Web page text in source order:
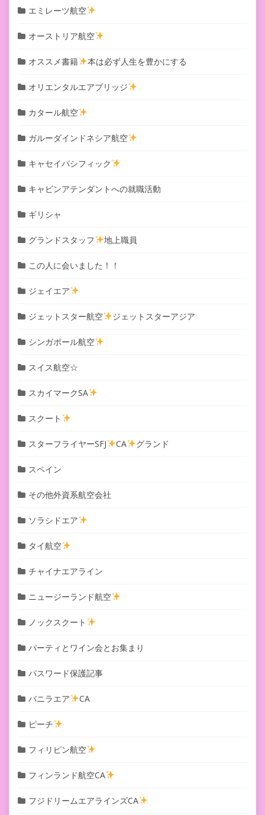
エミレーツ航空
オーストリア航空
オススメ書籍 本は必ず人生を豊かにする
オリエンタルエアブリッジ
カタール航空
ガルーダインドネシア航空
キャセイパシフィック
キャビンアテンダントへの就職活動
ギリシャ
グランドスタッフ 地上職員
この人に会いました！！
ジェイエア
ジェットスター航空 ジェットスターアジア
シンガポール航空
スイス航空☆
スカイマークSA
スクート
スターフライヤーSFJ CA グランド
スペイン
その他外資系航空会社
ソラシドエア
タイ航空
チャイナエアライン
ニュージーランド航空
ノックスクート
パーティとワイン会とお集まり
パスワード保護記事
バニラエア CA
ピーチ
フィリピン航空
フィンランド航空CA
フジドリームエアラインズCA